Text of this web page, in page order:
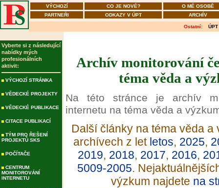
VÝCHOZÍ CO JE NOVÉ?
O MÉ OSOBĚ
PARTNEŘI
ODKAZY V ÚPT ARCHÍV
Ostatní: ÚPT
Vyberte si z následující
nabídky mých
profesionálních
aktivit:
VÝCHOZÍ STRÁNKA
VĚDECKÉ PROJEKTY
VĚDECKÉ PUBLIKACE
CITACE PUBLIKACÍ
TÝM PRO ŘEŠENÍ
PROJEKTŮ SKS
POČÍTAČE
CENTRUM
MONITOROVÁNÍ
INTERNETU
Archív monitorování
téma věda a
Na této stránce je archív
internetu na téma věda a
Další články na téma věda
archívech z let letos, 2025,
2019, 2018, 2017, 2016,
5009-2005.
výzkum najdete na